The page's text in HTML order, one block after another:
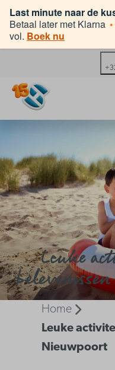
Last minute naar de
Betaal later met Klarna •
vol. Boek nu
Leuke
Home
Leuke
Nieuwpoort